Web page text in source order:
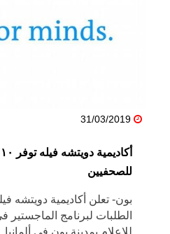
للصحفيين
بون- تعلن أكاديمية دويتشه
الطلبات لبرنامج الماجستير
للإعلام بمدينة بون في